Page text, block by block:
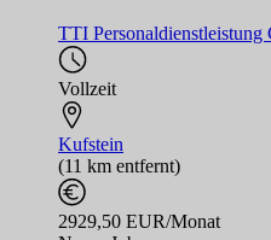
TTI
Vollzeit
Kufstein
(11 km entfernt)
2929,50 EUR/Monat